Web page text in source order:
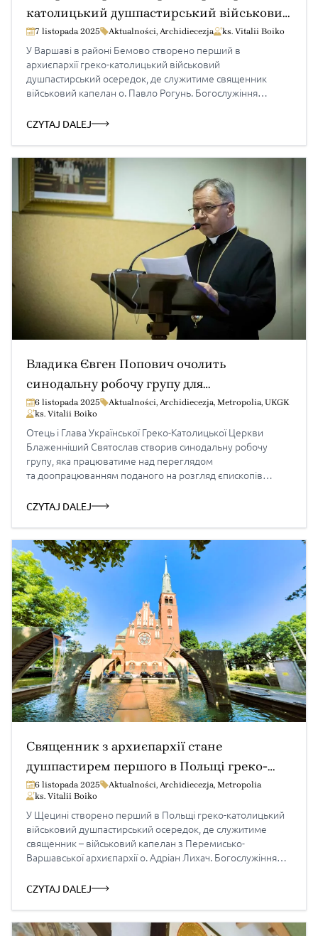
католицький душпастирський військовий
осередок
7 listopada 2025 Aktualności, Archidiecezja ks. Vitalii Boiko
У Варшаві в районі Бемово створено перший в
архиєпархії греко-католицький військовий
душпастирський осередок, де служитиме священник
військовий капелан о. Павло Рогунь. Богослужіння
Остробрамської Божої Матері за адресою: ul. gen S.
Божествення Літургія служитиметься в неділю 30
листопада 2025р. Пресслужба архиєпархії
CZYTAJ DALEJ
Владика Євген Попович очолить
синодальну робочу групу для
доопрацювання проєкту Кодексу канонів
6 listopada 2025 Aktualności, Archidiecezja, Metropolia, UKGK
ks. Vitalii Boiko
Отець і Глава Української Греко-Католицької Церкви
Блаженніший Святослав створив синодальну робочу
групу, яка працюватиме над переглядом
та доопрацюванням поданого на розгляд єпископів
владика Євген Попович, голова Канонічного відділу
Єпископів УГКЦ 2025 року, отримавши напрацьований
попередніми роками проєкт повного збірника
партикулярного права Церкви, постановив створити
окрему робочу […]
CZYTAJ DALEJ
Священник з архиєпархії стане
душпастирем першого в Польщі греко-
католицького військового
6 listopada 2025 Aktualności, Archidiecezja, Metropolia
ks. Vitalii Boiko
У Щецині створено перший в Польщі греко-католицький
військовий душпастирський осередок, де служитиме
священник – військовий капелан з Перемисько-
Варшавської архиєпархії о. Адріан Лихач. Богослужіння
за адресою pl. Zwycięstwa 2B, 70-952 Szczecin. Перша
листопада 2025 р. Інформація: перший військовий
душпастирський осередок у […]
CZYTAJ DALEJ